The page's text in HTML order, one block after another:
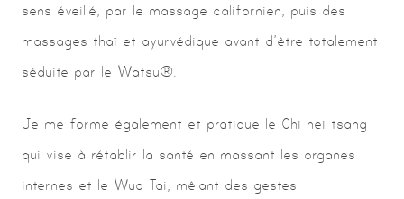
sens éveillé, par le massage californien, puis des
massages thaï et ayurvédique avant d’être totalement
séduite par le Watsu®.
Je me forme également et pratique le Chi nei tsang
qui vise à rétablir la santé en massant les organes
internes et le Wuo Tai, mêlant des gestes